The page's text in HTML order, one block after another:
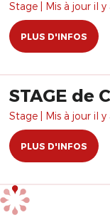
Stage | Mis à jour il y
PLUS D'INFOS
STAGE de
Stage | Mis à jour il y
PLUS D'INFOS